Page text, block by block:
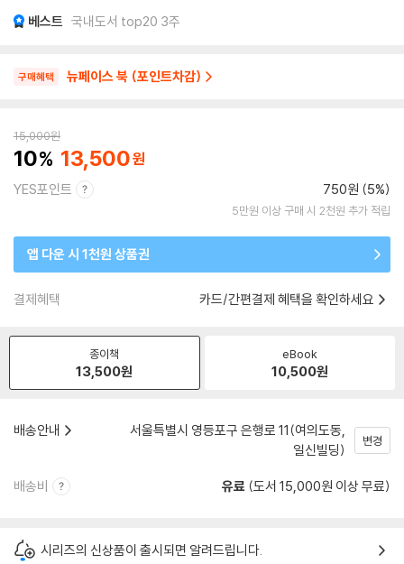
베스트 국내도서 top20 3주
구매혜택 뉴페이스 북 (포인트차감)
15,000원
10 13,500
YES포인트 750원 (5%)
5만원 이상 구매 시 2천원 추가 적립
앱 다운 시 1천원 상품권
결제혜택 카드/간편결제 혜택을 확인하세요
종이책
13,500원
eBook
10,500원
배송안내
서울특별시 영등포구 은행로 11(여의도동,
일신빌딩)
변경
배송비 유료 (도서 15,000원 이상 무료)
시리즈의 신상품이 출시되면 알려드립니다.